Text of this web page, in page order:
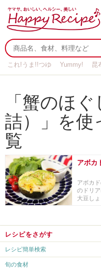
これ!うま!!つゆ Yummy! 昆
「蟹のほ
詰）」を使
覧
アボカ
アボカ
のドリ
大豆し
レシピをさがす
レシピ簡単検索
旬の食材